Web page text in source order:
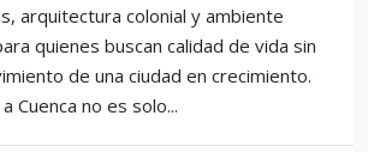
arquitectura colonial y ambiente
quienes buscan calidad de vida sin
de una ciudad en crecimiento.
Cuenca no es solo...